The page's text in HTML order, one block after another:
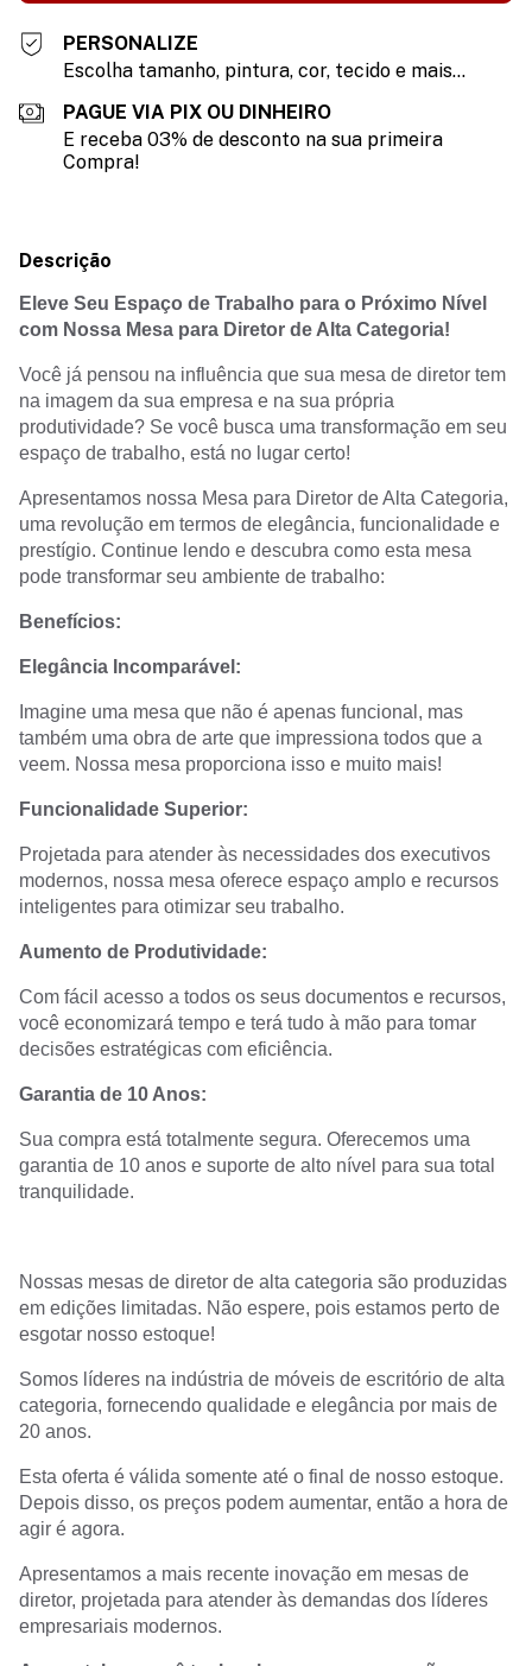
PERSONALIZE
Escolha tamanho, pintura, cor, tecido e mais...
PAGUE VIA PIX OU DINHEIRO
E receba 03% de desconto na sua primeira
Compra!
Descrição
Eleve Seu Espaço de Trabalho para o Próximo Nível
com Nossa Mesa para Diretor de Alta Categoria!
Você já pensou na influência que sua mesa de diretor tem
na imagem da sua empresa e na sua própria
produtividade? Se você busca uma transformação em seu
espaço de trabalho, está no lugar certo!
Apresentamos nossa Mesa para Diretor de Alta Categoria,
uma revolução em termos de elegância, funcionalidade e
prestígio. Continue lendo e descubra como esta mesa
pode transformar seu ambiente de trabalho:
Benefícios:
Elegância Incomparável:
Imagine uma mesa que não é apenas funcional, mas
também uma obra de arte que impressiona todos que a
veem. Nossa mesa proporciona isso e muito mais!
Funcionalidade Superior:
Projetada para atender às necessidades dos executivos
modernos, nossa mesa oferece espaço amplo e recursos
inteligentes para otimizar seu trabalho.
Aumento de Produtividade:
Com fácil acesso a todos os seus documentos e recursos,
você economizará tempo e terá tudo à mão para tomar
decisões estratégicas com eficiência.
Garantia de 10 Anos:
Sua compra está totalmente segura. Oferecemos uma
garantia de 10 anos e suporte de alto nível para sua total
tranquilidade.
Nossas mesas de diretor de alta categoria são produzidas
em edições limitadas. Não espere, pois estamos perto de
esgotar nosso estoque!
Somos líderes na indústria de móveis de escritório de alta
categoria, fornecendo qualidade e elegância por mais de
20 anos.
Esta oferta é válida somente até o final de nosso estoque.
Depois disso, os preços podem aumentar, então a hora de
agir é agora.
Apresentamos a mais recente inovação em mesas de
diretor, projetada para atender às demandas dos líderes
empresariais modernos.